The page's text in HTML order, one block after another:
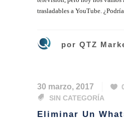
trasladables a YouTube.
por QTZ
30 marzo, 2017
SIN CATEGORÍA
Eliminar Un